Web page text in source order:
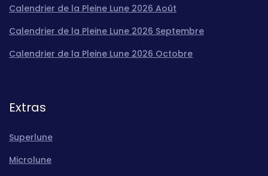
Calendrier de la Pleine Lune 2026 Août
Calendrier de la Pleine Lune 2026 Septembre
Calendrier de la Pleine Lune 2026 Octobre
Extras
Superlune
Microlune